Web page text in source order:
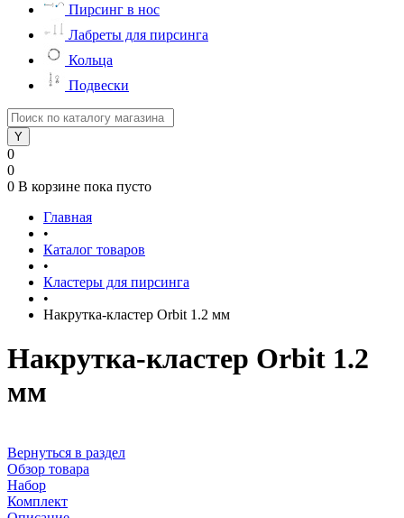
Пирсинг в нос
Лабреты для пирсинга
Кольца
Подвески
0
0
0 В корзине пока пусто
Главная
•
Каталог товаров
•
Кластеры для пирсинга
•
Накрутка-кластер Orbit 1.2 мм
Накрутка-кластер Orbit 1.2
мм
Вернуться в раздел
Обзор товара
Набор
Комплект